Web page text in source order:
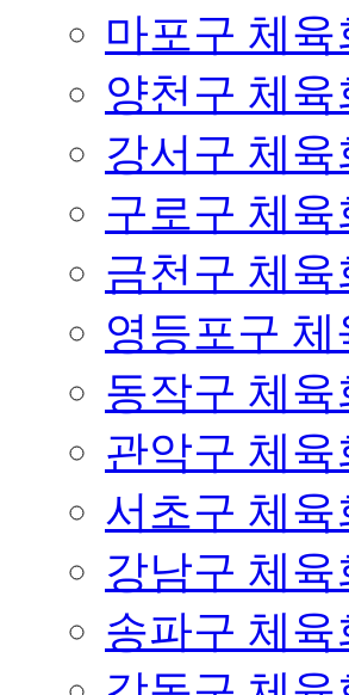
마포구 체육
양천구 체육
강서구 체육
구로구 체육
금천구 체육
영등포구 체
동작구 체육
관악구 체육
서초구 체육
강남구 체육
송파구 체육